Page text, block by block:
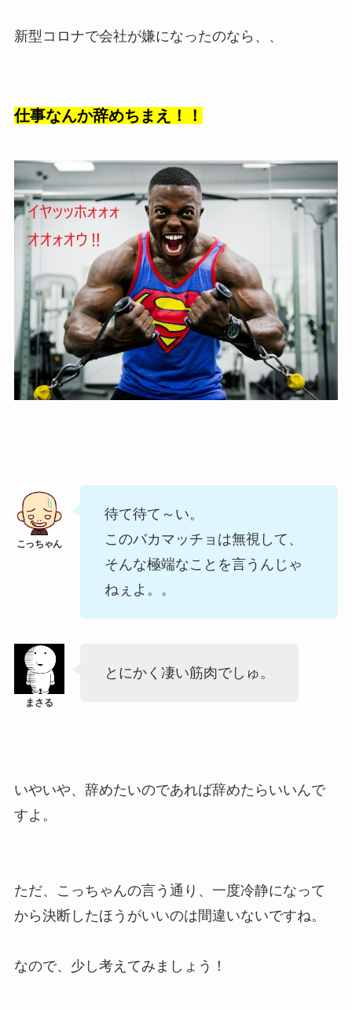
新型コロナで会社が嫌になったのなら、、
仕事なんか辞めちまえ！！
待て待て～い。
このバカマッチョは無視して、
そんな極端なことを言うんじゃ
ねぇよ。。
とにかく凄い筋肉でしゅ。
いやいや、辞めたいのであれば辞めたらいいんで
すよ。
ただ、こっちゃんの言う通り、一度冷静になって
から決断したほうがいいのは間違いないですね。
なので、少し考えてみましょう！